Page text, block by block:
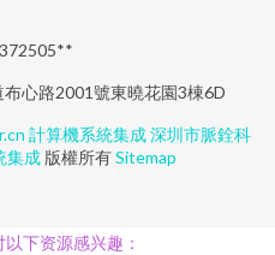
心路2001號東曉花園3棟6D
計算機系統集成深圳市脈銓科
集成 版權所有Sitemap
下资源感兴趣：